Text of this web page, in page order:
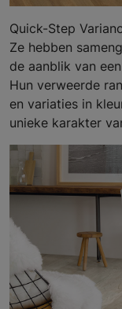
Quick-Step
Ze hebben
de aanblik van
Hun verweerde
en variaties in
unieke karakter